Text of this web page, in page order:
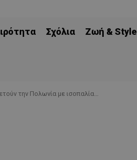
Σχόλια Ζωή & Style
την Πολωνία με ισοπαλία…